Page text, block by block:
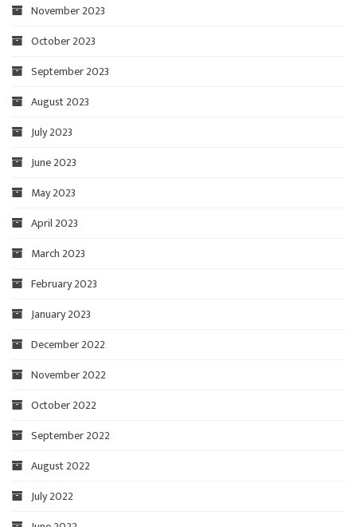
November 2023
October 2023
September 2023
August 2023
July 2023
June 2023
May 2023
April 2023
March 2023
February 2023
January 2023
December 2022
November 2022
October 2022
September 2022
August 2022
July 2022